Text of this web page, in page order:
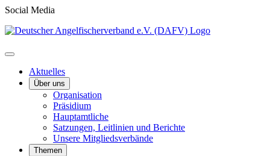
Social Media
Aktuelles
Über uns
Organisation
Präsidium
Hauptamtliche
Satzungen, Leitlinien und Berichte
Unsere Mitgliedsverbände
Themen